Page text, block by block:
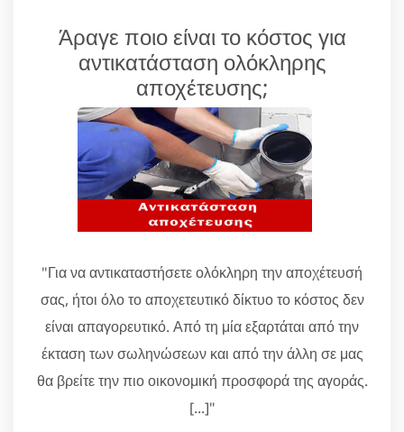
Άραγε ποιο είναι το κόστος για
αντικατάσταση ολόκληρης
αποχέτευσης;
"Για να αντικαταστήσετε ολόκληρη την αποχέτευσή
σας, ήτοι όλο το αποχετευτικό δίκτυο το κόστος δεν
είναι απαγορευτικό. Από τη μία εξαρτάται από την
έκταση των σωληνώσεων και από την άλλη σε μας
θα βρείτε την πιο οικονομική προσφορά της αγοράς.
[...]"